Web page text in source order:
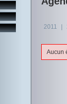
2011
Aucun